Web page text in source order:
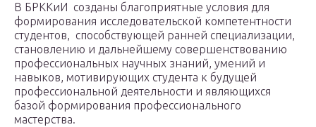
В БРККиИ созданы благоприятные условия для
формирования исследовательской компетентности
студентов, способствующей ранней специализации,
становлению и дальнейшему совершенствованию
профессиональных научных знаний, умений и
навыков, мотивирующих студента к будущей
профессиональной деятельности и являющихся
базой формирования профессионального
мастерства.